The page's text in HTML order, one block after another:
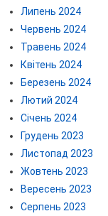
Липень 2024
Червень 2024
Травень 2024
Квітень 2024
Березень 2024
Лютий 2024
Січень 2024
Грудень 2023
Листопад 2023
Жовтень 2023
Вересень 2023
Серпень 2023